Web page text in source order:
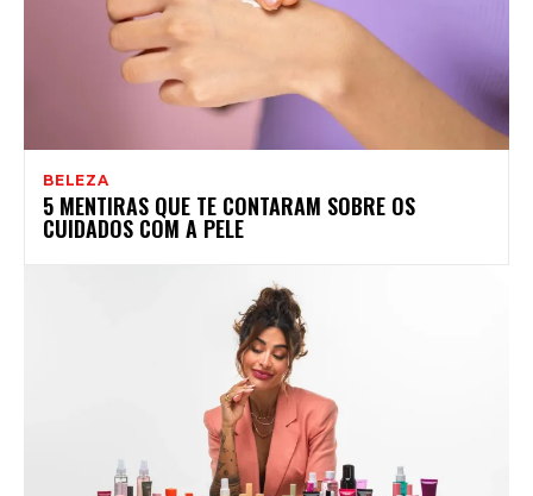
BELEZA
5 MENTIRAS QUE TE CONTARAM SOBRE OS
CUIDADOS COM A PELE